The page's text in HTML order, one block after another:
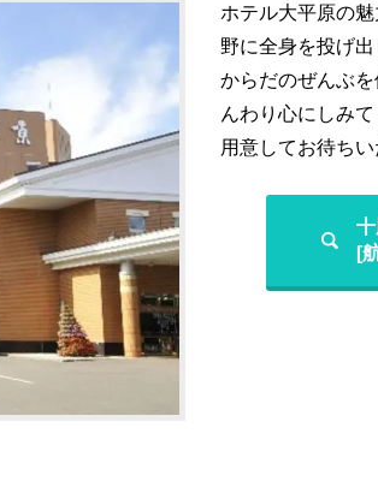
ホテル大平原の
野に全身を投げ
からだのぜんぶ
んわり心にしみ
用意してお待ちい
[